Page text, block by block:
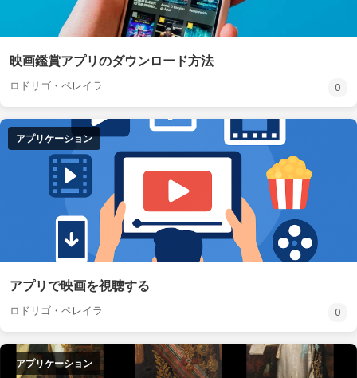
映画鑑賞アプリのダウンロード方法
ロドリゴ・ペレイラ 0
アプリケーション
アプリで映画を視聴する
ロドリゴ・ペレイラ 0
アプリケーション